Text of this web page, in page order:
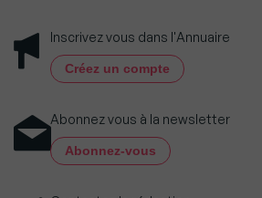
Inscrivez vous dans l'Annuaire
Créez un compte
Abonnez vous à la newsletter
Abonnez-vous